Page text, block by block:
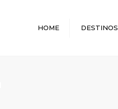
HOME DESTINOS